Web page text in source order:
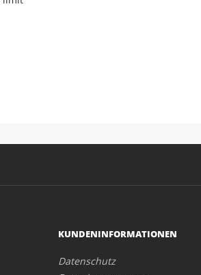
KUNDENINFORMATIONEN
Datenschutz